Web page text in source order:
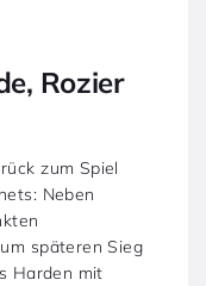
Rozier
zum Spiel
Neben
späteren Sieg
Harden mit